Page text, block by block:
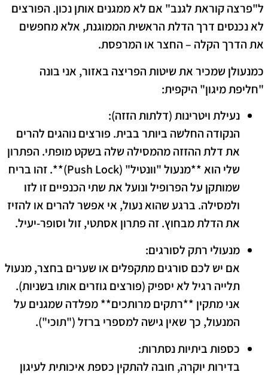
ל"פרצה קוראת לגנב" אם לא ממגנים אותן נכון. הפורצים
לא נכנסים דרך הדלת הראשית הממוגנת, אלא מחפשים
את הדרך הקלה – החצר או המרפסת.
כמנעולן שמכיר את שיטות הפריצה באזור, אני בונה
"חליפת מיגון" היקפית:
נעילת ויטרינות (דלתות הזזה):
הנקודה החלשה ביותר בבית. פורצים נוהגים להרים
את דלת ההזזה מהמסילה שלה בשקט מופתי. הפתרון
שלי הוא **מנעול "וונטיל" (Push Lock)**. זהו בריח
שמותקן על הפרופיל ונועל את שתי הכנפיים זו לזו
ולמסילה. ברגע שהוא נעול, אי אפשר להרים או להזיז
את הדלת מבחוץ. זה פתרון אסתטי, זול וסופר-יעיל.
מנעולי רתק לסורגים:
אם יש לכם סורגים מתקפלים או שערים בחצר, מנעול
תלייה רגיל לא יספיק (פורצים גוזרים אותו בשניות).
אני מתקין **רתקים מרותכים** מפלדה שמגנים על
המנעול, כך שאין גישה למספרי ברזל ("תוכי").
כספות ביתיות נסתרות:
בדירות יוקרה, חובה להתקין כספת איכותית לעיגון